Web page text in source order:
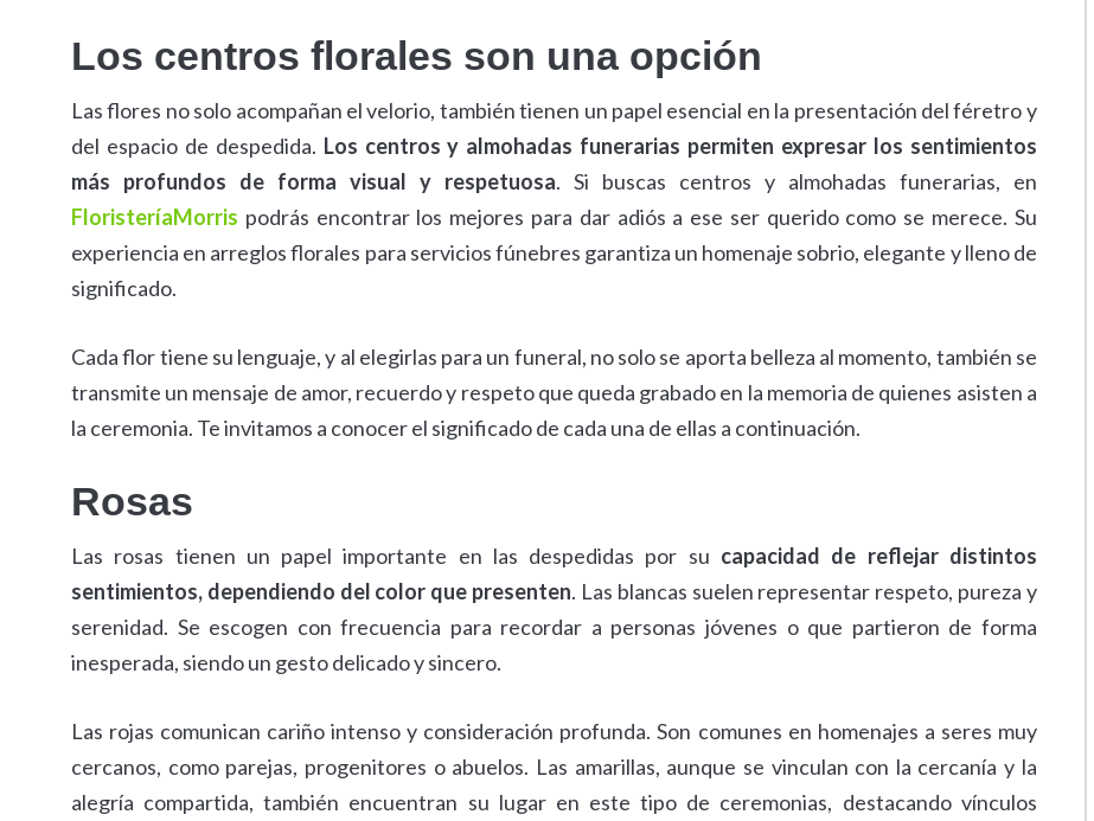
Los centros florales son una opción
Las flores no solo acompañan el velorio, también tienen un papel esencial en la presentación del féretro y
del espacio de despedida. Los centros y almohadas funerarias permiten expresar los sentimientos
más profundos de forma visual y respetuosa. Si buscas centros y almohadas funerarias, en
FloristeríaMorris podrás encontrar los mejores para dar adiós a ese ser querido como se merece. Su
experiencia en arreglos florales para servicios fúnebres garantiza un homenaje sobrio, elegante y lleno de
significado.
Cada flor tiene su lenguaje, y al elegirlas para un funeral, no solo se aporta belleza al momento, también se
transmite un mensaje de amor, recuerdo y respeto que queda grabado en la memoria de quienes asisten a
la ceremonia. Te invitamos a conocer el significado de cada una de ellas a continuación.
Rosas
Las rosas tienen un papel importante en las despedidas por su capacidad de reflejar distintos
sentimientos, dependiendo del color que presenten. Las blancas suelen representar respeto, pureza y
serenidad. Se escogen con frecuencia para recordar a personas jóvenes o que partieron de forma
inesperada, siendo un gesto delicado y sincero.
Las rojas comunican cariño intenso y consideración profunda. Son comunes en homenajes a seres muy
cercanos, como parejas, progenitores o abuelos. Las amarillas, aunque se vinculan con la cercanía y la
alegría compartida, también encuentran su lugar en este tipo de ceremonias, destacando vínculos